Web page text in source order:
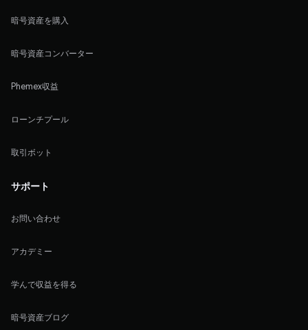
暗号資産を購入
暗号資産コンバーター
Phemex収益
ローンチプール
取引ボット
サポート
お問い合わせ
アカデミー
学んで収益を得る
暗号資産ブログ